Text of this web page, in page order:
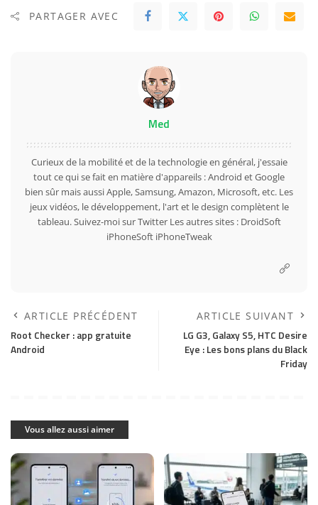
PARTAGER AVEC
Med
Curieux de la mobilité et de la technologie en général, j'essaie
tout ce qui se fait en matière d'appareils : Android et Google
bien sûr mais aussi Apple, Samsung, Amazon, Microsoft, etc. Les
jeux vidéos, le développement, l'art et le design complètent le
tableau. Suivez-moi surTwitterLes autres sites : DroidSoft
iPhoneSoft iPhoneTweak
ARTICLE PRÉCÉDENT
Root Checker : app gratuite
Android
ARTICLE SUIVANT
LG G3, Galaxy S5, HTC Desire
Eye : Les bons plans du Black
Friday
Vous allez aussi aimer